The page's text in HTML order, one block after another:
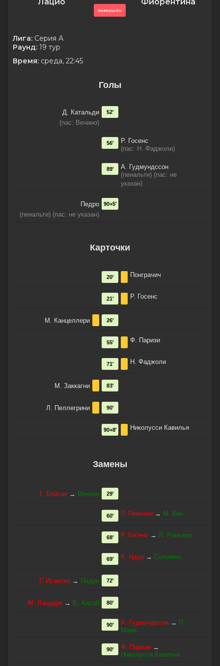
Лацио
Завершён
Фиорентина
Лига: Серия А
Раунд: 19 тур
Время: среда, 22:45
Голы
Д. Катальди
(пас: Вечино)
52'
Р. Госенс
(пас: Н. Фаджоли)
56'
А. Гудмундссон
(пенальти) (пас: не
указан)
89'
Педро
(пенальти) (пас: не указан)
90+5'
Карточки
Понграчич
20'
Р. Госенс
21'
М. Канцеллери 26'
Ф. Паризи
55'
Н. Фаджоли
71'
М. Заккагни 83'
Л. Пеллегрини 90'
Николусси Кавилья
90+8'
Замены
Т. Бейсик → Вечино 29'
Р. Пикколи → М. Кин
60'
Р. Госенс → Л. Раньери
68'
К. Ндур → Соломон
69'
Г. Исаксен → Педро 72'
М. Лаццари → Е. Хисай 80'
А. Гудмундссон → П.
Мари
90'
Ф. Паризи →
Николусси Кавилья
90'